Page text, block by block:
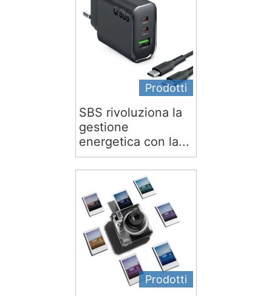
Prodotti
SBS rivoluziona la
gestione
energetica con la...
Prodotti